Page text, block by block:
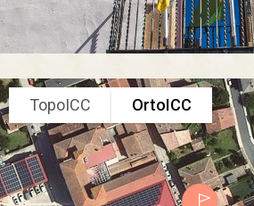
TopoICC OrtoICC